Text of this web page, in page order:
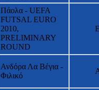
Πάολα - UEFA
FUTSAL EURO
2010,
PRELIMINARY
ROUND
Ανδόρα Λα Βέγια -
Φιλικό